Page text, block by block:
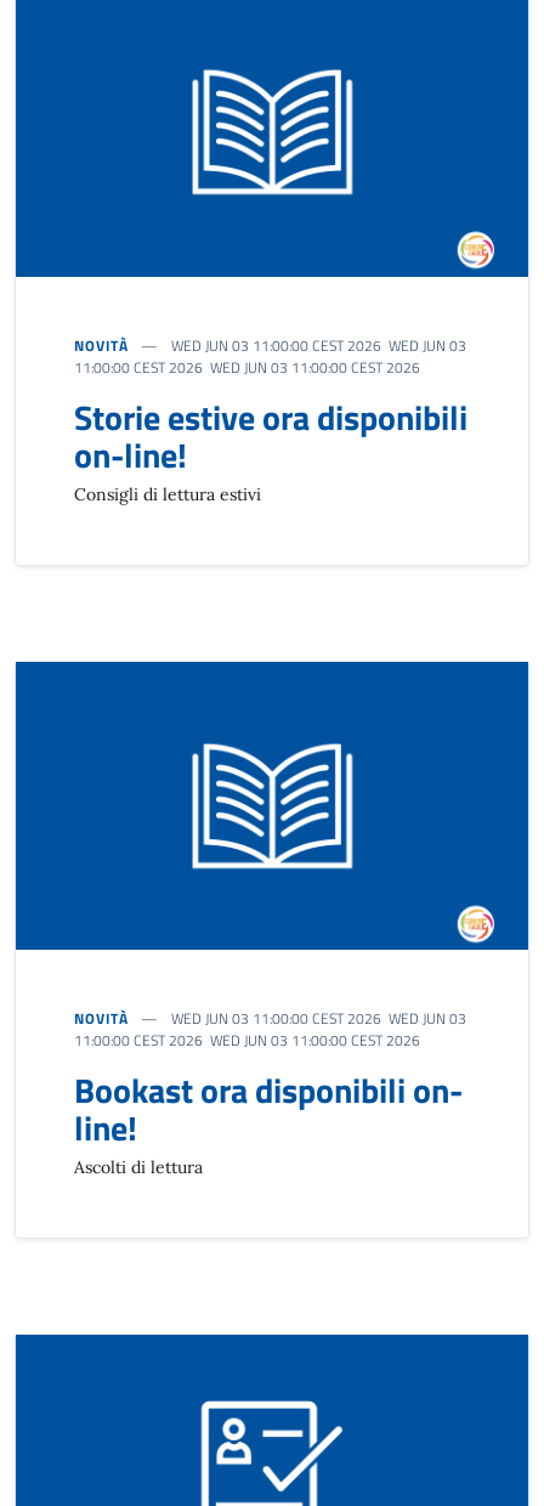
NOVITÀ
WED JUN 03 11:00:00 CEST 2026 WED JUN 03
11:00:00 CEST 2026 WED JUN 03 11:00:00 CEST 2026
Storie estive ora disponibili
on-line!
Consigli di lettura estivi
NOVITÀ
WED JUN 03 11:00:00 CEST 2026 WED JUN 03
11:00:00 CEST 2026 WED JUN 03 11:00:00 CEST 2026
Bookast ora disponibili on-
line!
Ascolti di lettura